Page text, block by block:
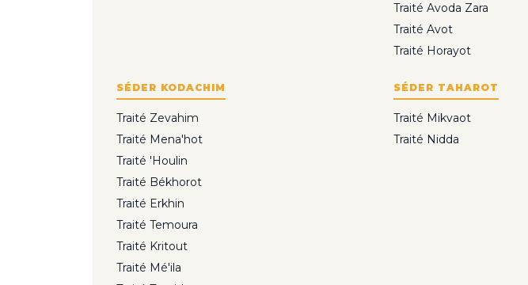
Traité Avoda Zara
Traité Avot
Traité Horayot
SÉDER KODACHIM
Traité Zevahim
Traité Mena'hot
Traité 'Houlin
Traité Békhorot
Traité Erkhin
Traité Temoura
Traité Kritout
Traité Mé'ila
SÉDER TAHAROT
Traité Mikvaot
Traité Nidda